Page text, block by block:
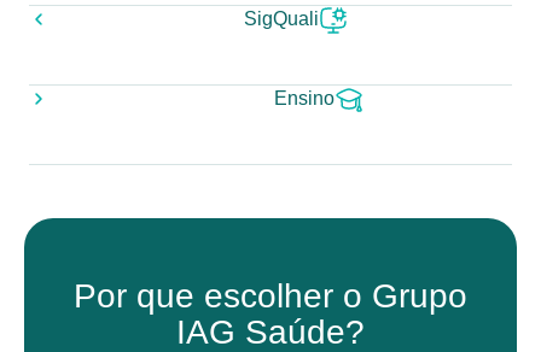
SigQuali
Ensino
Por que escolher o Grupo
IAG Saúde?